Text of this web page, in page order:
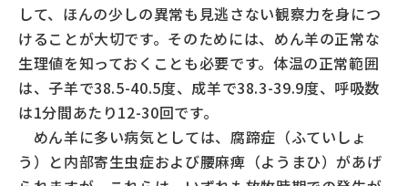
中央畜産会
畜産情報ネットワーク
お問い合わせ
して、ほんの少しの異常も見逃さない観察力を身につ
けることが大切です。そのためには、めん羊の正常な
生理値を知っておくことも必要です。体温の正常範囲
は、子羊で38.5-40.5度、成羊で38.3-39.9度、呼吸数
は1分間あたり12-30回です。
めん羊に多い病気としては、腐蹄症（ふていしょ
う）と内部寄生虫症および腰麻痺（ようまひ）があげ